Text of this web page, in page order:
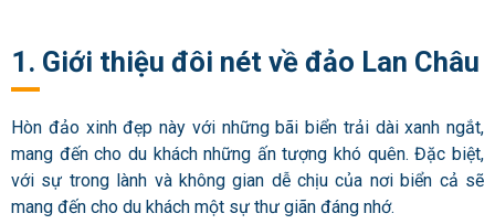
1. Giới thiệu đôi nét về đảo Lan Châu
Hòn đảo xinh đẹp này với những bãi biển trải dài xanh ngắt,
mang đến cho du khách những ấn tượng khó quên. Đặc biệt,
với sự trong lành và không gian dễ chịu của nơi biển cả sẽ
mang đến cho du khách một sự thư giãn đáng nhớ.